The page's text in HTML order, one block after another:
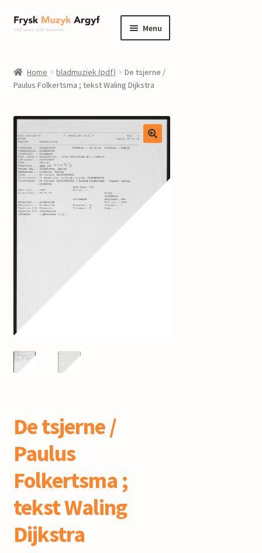
Ga
door
navigatie
Ga
naar
inhoud
Menu
informatie
Submenu
winkel
Submenu
uitvouwen
Componisten
nieuws
events
Home bladmuziek (pdf)
De tsjerne /
Paulus Folkertsma ; tekst Waling Dijkstra
De tsjerne /
Paulus
Folkertsma ;
tekst Waling
Dijkstra